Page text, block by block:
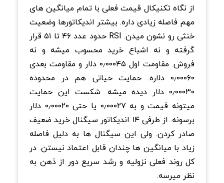
از نگاه تکنیکال قیمت فعلی با تمام میانگین های
مهم فاصله زیادی داره. بیشتر اندیکاتورها وضعیت
خنثی رو نشون میدن. RSI حدود عدد ۴۶ تا ۵۱ قرار
گرفته و نه اشباع خرید محسوب میشه و نه
فروش. مقاومت اول ۰٫۰۰۰۴۵ دلار و مقاومت بعدی
۰٫۰۰۰۶۰ دلاره. حمایت حیاتی هم در محدوده
۰٫۰۰۰۳۰ دلار دیده میشه. شکست این حمایت
میتونه قیمت و به ۰٫۰۰۰۲۷ یا حتی ۰٫۰۰۰۲۰ دلار
برسونه. از طرفی ۱۴ اندیکاتور سیگنال خرید ضعیف
صادر کردن. ولی این سیگنال ها به دلیل فاصله
زیاد با میانگین ها چندان قابل اعتماد نیستن. در
کل روند فعلی نزولیه و رشد سریع دور از ذهن به
نظر میرسه.